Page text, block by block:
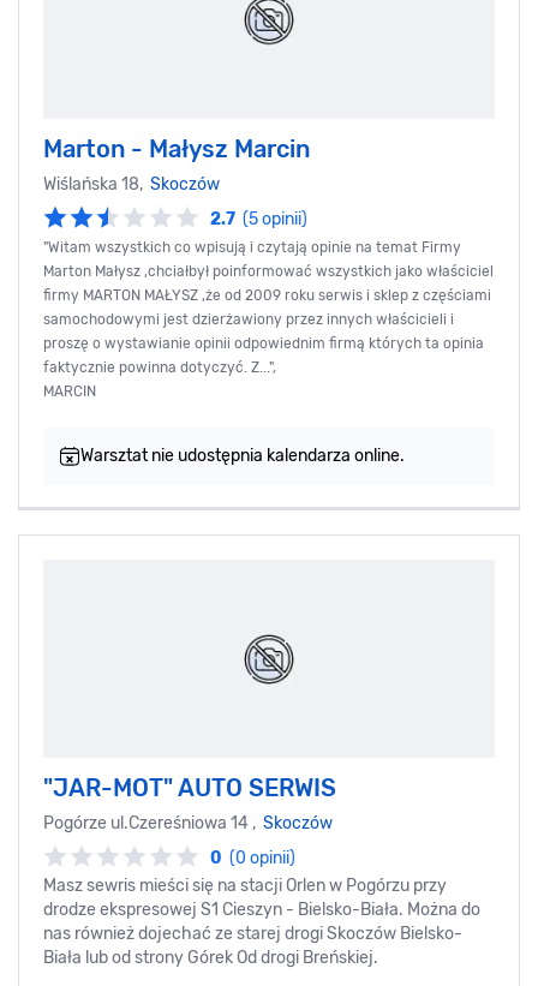
Marton - Małysz Marcin
Wiślańska 18, Skoczów
2.7 (5 opinii)
"Witam wszystkich co wpisują i czytają opinie na temat Firmy
Marton Małysz ,chciałbył poinformować wszystkich jako właściciel
firmy MARTON MAŁYSZ ,że od 2009 roku serwis i sklep z częściami
samochodowymi jest dzierżawiony przez innych właścicieli i
proszę o wystawianie opinii odpowiednim firmą których ta opinia
faktycznie powinna dotyczyć. Z...",
MARCIN
Warsztat nie udostępnia kalendarza online.
"JAR-MOT" AUTO SERWIS
Pogórze ul.Czereśniowa 14 , Skoczów
0 (0 opinii)
Masz sewris mieści się na stacji Orlen w Pogórzu przy
drodze ekspresowej S1 Cieszyn - Bielsko-Biała. Można do
nas również dojechać ze starej drogi Skoczów Bielsko-
Biała lub od strony Górek Od drogi Breńskiej.